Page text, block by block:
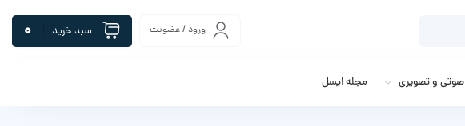
ورود / عضویت سبد خرید 0
صوتی و تصویری مجله ایسل